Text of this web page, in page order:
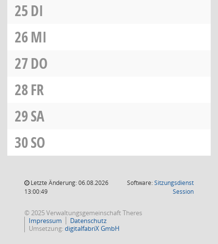
25DI
26MI
27DO
28FR
29SA
30SO
Letzte Änderung: 06.08.2026
13:00:49
Software:Sitzungsdienst
Session(Wird in
© 2025 Verwaltungsgemeinschaft Theres
Impressum
Datenschutz
Umsetzung:digitalfabriX GmbH